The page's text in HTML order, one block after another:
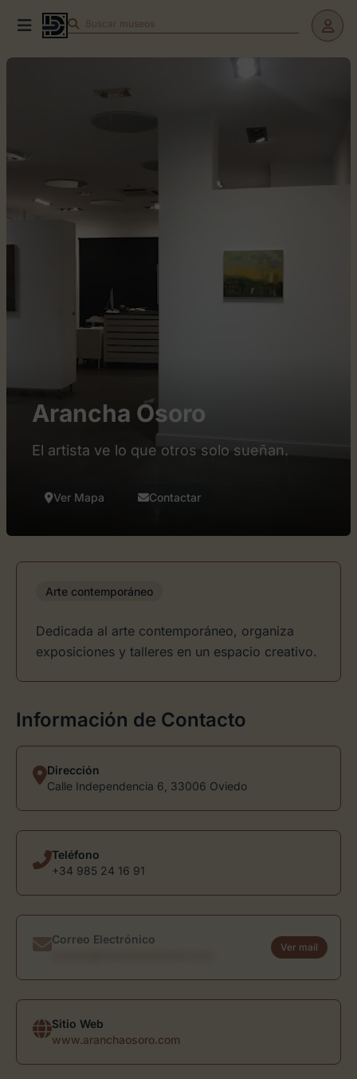
Buscar teatros
Arancha Osoro
El artista ve lo que otros solo sueñan.
Ver Mapa Contactar
Arte contemporáneo
Dedicada al arte contemporáneo, organiza
exposiciones y talleres en un espacio creativo.
Información de Contacto
Dirección
Calle Independencia 6, 33006 Oviedo
Teléfono
+34 985 24 16 91
Correo Electrónico
Ver mail
Sitio Web
www.aranchaosoro.com